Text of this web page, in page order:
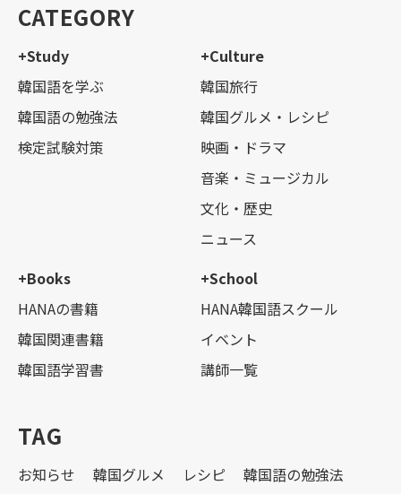
CATEGORY
+Study
韓国語を学ぶ
韓国語の勉強法
検定試験対策
+Culture
韓国旅行
韓国グルメ・レシピ
映画・ドラマ
音楽・ミュージカル
文化・歴史
ニュース
+Books
HANAの書籍
韓国関連書籍
韓国語学習書
+School
HANA韓国語スクール
イベント
講師一覧
TAG
お知らせ 韓国グルメ レシピ
韓国語の勉強法